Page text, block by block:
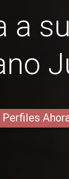
a
Perfiles